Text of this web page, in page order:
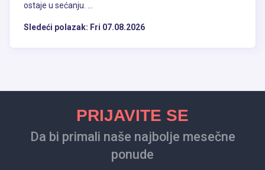
ostaje u sećanju. ...
Sledeći polazak: Fri 07.08.2026
PRIJAVITE SE
Da bi primali naše najbolje mesečne
ponude